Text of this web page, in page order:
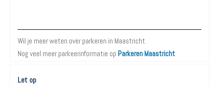
Wil je meer weten over parkeren in Maastricht
Nog veel meer parkeerinformatie op Parkeren Maastricht
Let op